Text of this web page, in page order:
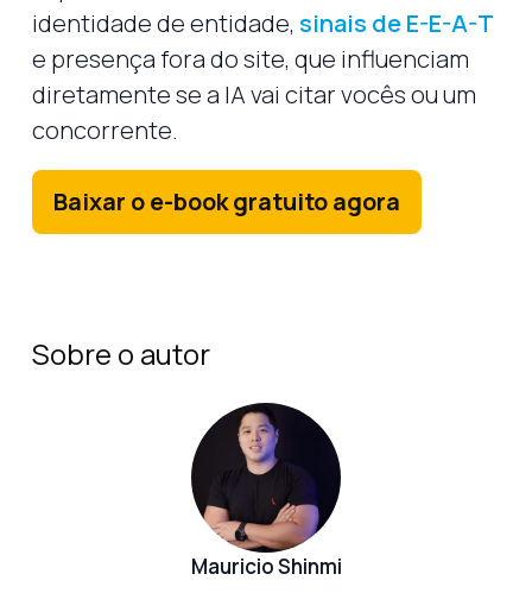
identidade de entidade, sinais de E-E-A-T
e presença fora do site, que influenciam
diretamente se a IA vai citar vocês ou um
concorrente.
Baixar o e-book gratuito agora
Sobre o autor
Mauricio Shinmi